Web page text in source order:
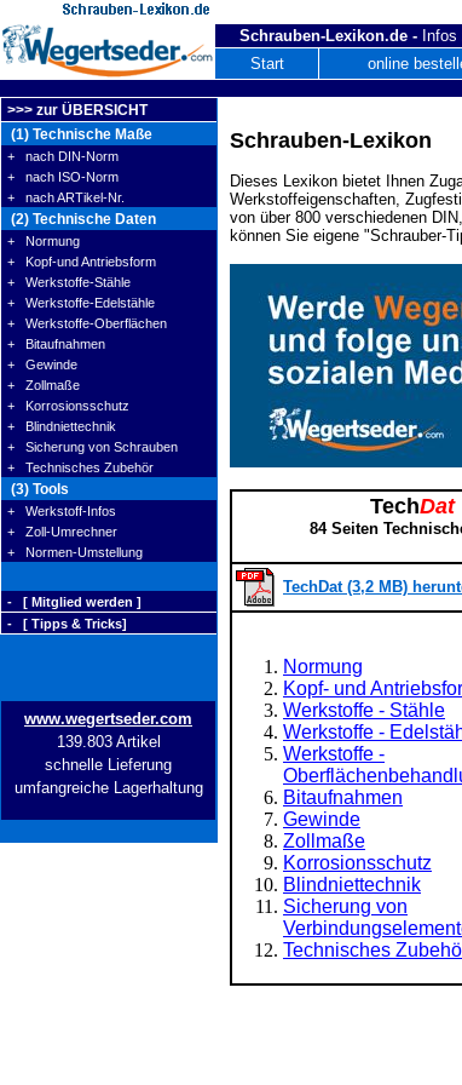
Schrauben-Lexikon.de -
Start
online
>>> zur ÜBERSICHT
(1) Technische Maße
+ nach DIN-Norm
+ nach ISO-Norm
+ nach ARTikel-Nr.
(2) Technische Daten
+ Normung
+ Kopf-und Antriebsform
+ Werkstoffe-Stähle
+ Werkstoffe-Edelstähle
+ Werkstoffe-Oberflächen
+ Bitaufnahmen
+ Gewinde
+ Zollmaße
+ Korrosionsschutz
+ Blindniettechnik
+ Sicherung von Schrauben
+ Technisches Zubehör
(3) Tools
+ Werkstoff-Infos
+ Zoll-Umrechner
+ Normen-Umstellung
- [ Mitglied werden ]
- [ Tipps & Tricks]
www.wegertseder.com
139.803 Artikel
schnelle Lieferung
umfangreiche Lagerhaltung
Schrauben-Lexikon
Dieses Lexikon bietet Ihnen
Werkstoffeigenschaften,
von über 800 verschiedenen
können Sie eigene "Schrauber-
TechDat
84 Seiten
TechDat (3,2 MB)
Normung
Kopf- und
Werkstoffe - Stähle
Werkstoffe -
Werkstoffe -
Bitaufnahmen
Gewinde
Zollmaße
Korrosionsschutz
Blindniettechnik
Sicherung von
Technisches